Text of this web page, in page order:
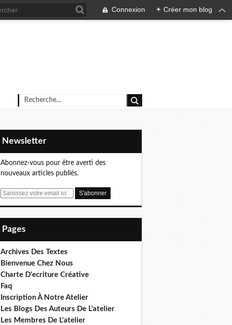
Connexion + Créer mon blog
Newsletter
Abonnez-vous pour être averti des
nouveaux articles publiés.
E
Pages
Archives Des Textes
Bienvenue Chez Nous
Charte D'ecriture Créative
Faq
Inscription À Notre Atelier
Les Blogs Des Auteurs De L'atelier
Les Membres De L'atelier